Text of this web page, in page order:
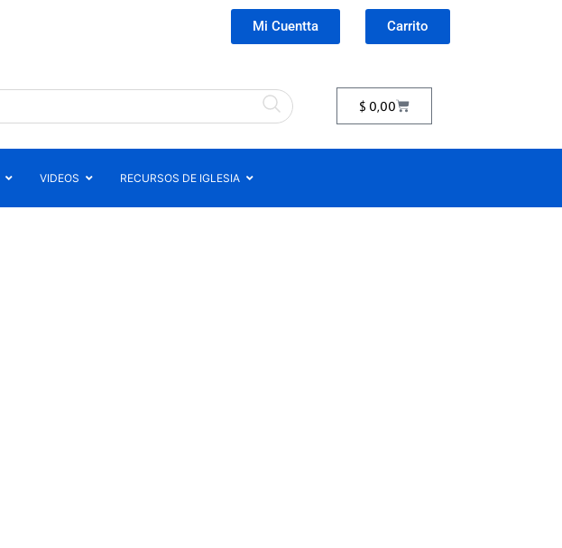
Mi Cuentta Carrito
$ 0,00
VIDEOS RECURSOS DE IGLESIA